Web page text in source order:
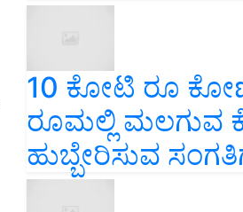
10 ಕೋಟಿ ರೂ
ರೂಮಲ್ಲಿ ಮಲಗುವ
ಹುಬ್ಬೇರಿಸುವ